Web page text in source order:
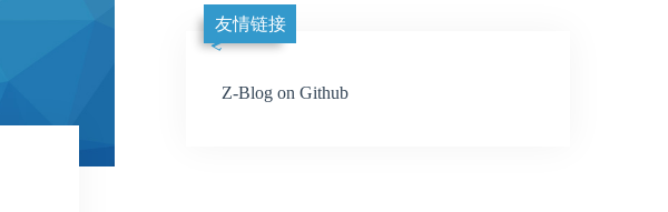
友情链接
Z-Blog on Github